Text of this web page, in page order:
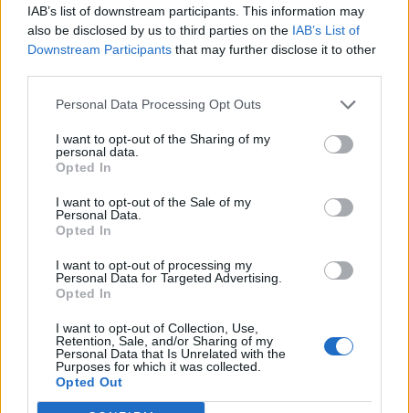
IAB’s list of downstream participants. This information may
also be disclosed by us to third parties on the IAB’s List of
Downstream Participants that may further disclose it to other
Personal Data Processing Opt Outs
I want to opt-out of the Sharing of my
personal data.
Opted In
I want to opt-out of the Sale of my
Personal Data.
Opted In
I want to opt-out of processing my
Personal Data for Targeted Advertising.
Opted In
I want to opt-out of Collection, Use,
Retention, Sale, and/or Sharing of my
Personal Data that Is Unrelated with the
Purposes for which it was collected.
Opted Out